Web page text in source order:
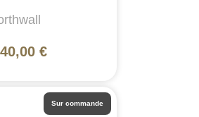
€
Sur commande